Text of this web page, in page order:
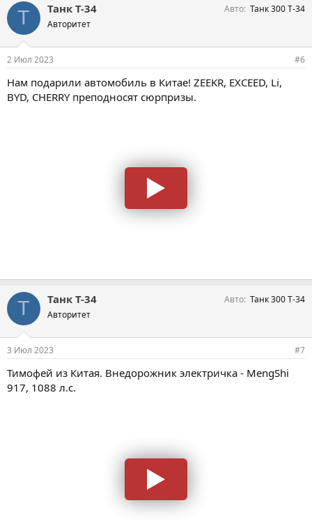
Т Танк Т-34
Авторитет
Авто Танк 300 Т-34
2 Июл 2023 #6
Нам подарили автомобиль в Китае! ZEEKR, EXCEED, Li,
BYD, CHERRY преподносят сюрпризы.
Т Танк Т-34
Авторитет
Авто Танк 300 Т-34
3 Июл 2023 #7
Тимофей из Китая. Внедорожник электричка - MengShi
917, 1088 л.с.